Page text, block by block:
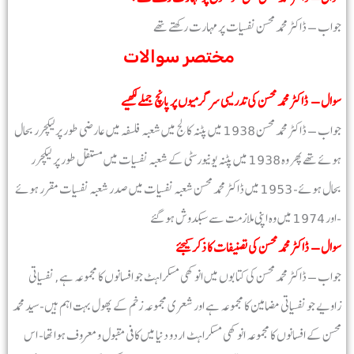
جواب – ڈاکٹر محمد محسن نفسیات پر مہارت رکھتے تھے
مختصر سوالات
سوال – ڈاکٹر محمد محسن کی تدریسی سرگرمیوں پر پانچ جملے لکھیے
جواب – ڈاکٹر محمد محسن 1938 میں پٹنہ کالج میں شعبہ فلسفہ میں عارضی طور پرلیکچرر بحال
ہوئے تھے پھر وہ 1938 میں پٹنہ یونیورسٹی کے شعبہ نفسیات میں مستقل طور پر لیکچرر
بحال ہوئے- 1953 میں ڈاکٹر محمد محسن شعبہ نفسیات میں صدر شعبہ نفسیات مقرر ہوئے
اور 1974 میں وہ اپنی ملازمت سے سبکدوش ہو گئے-
سوال – ڈاکٹر محمد محسن کی تصنیفات کا ذکر کیجئے
جواب – ڈاکٹر محمد محسن کی کتابوں میں انوکھی مسکراہٹ جو افسانوں کا مجموعہ ہے, نفسیاتی
زاویے جو نفسیاتی مضامین کا مجموعہ ہے اور شعری مجموعہ زخم کے پھول بہت اہم ہیں-سید محمد
محسن کے افسانوں کا مجموعہ انوکھی مسکراہٹ اردو دنیا میں کافی مقبول و معروف ہوا تھا- اس